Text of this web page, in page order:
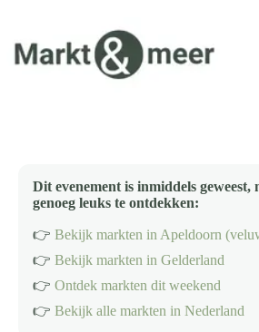
inhoud
Dit evenement is inmiddels geweest,
genoeg leuks te ontdekken:
👉 Bekijk markten in Apeldoorn
👉 Bekijk markten in Gelderland
👉 Ontdek markten dit weekend
👉 Bekijk alle markten in Nederland